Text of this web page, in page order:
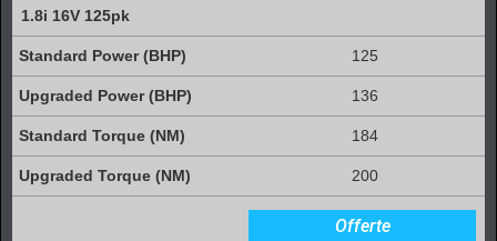
1.8i 16V 125pk
125
136
184
200
Offerte